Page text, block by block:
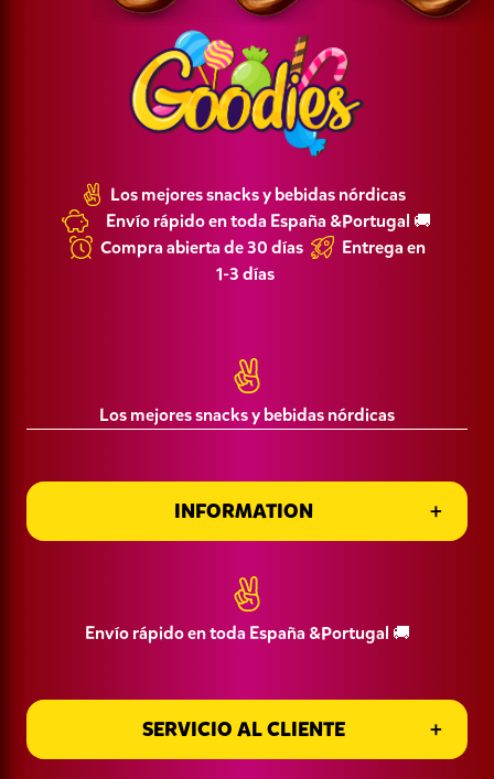
Los mejores snacks y bebidas nórdicas
Envío rápido en toda España &Portugal 🚚
Compra abierta de 30 días
Entrega en
1-3 días
Los mejores snacks y bebidas nórdicas
INFORMATION
CIF: B16445959 Namn: Goodies Corner SL
Términos y Condiciones de Compra
Envío rápido en toda España &Portugal 🚚
SERVICIO AL CLIENTE